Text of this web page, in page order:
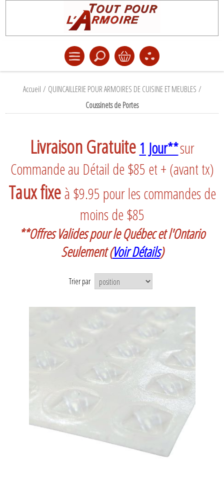
Accueil / QUINCAILLERIE POUR ARMOIRES DE CUISINE ET MEUBLES /
Coussinets de Portes
Livraison Gratuite 1 Jour**sur
Commande au Détail de $85 et + (avant tx)
Taux fixeà $9.95 pour les commandes de
moins de $85
**Offres Valides pour le Québec et l'Ontario
Seulement (Voir Détails)
Trier par